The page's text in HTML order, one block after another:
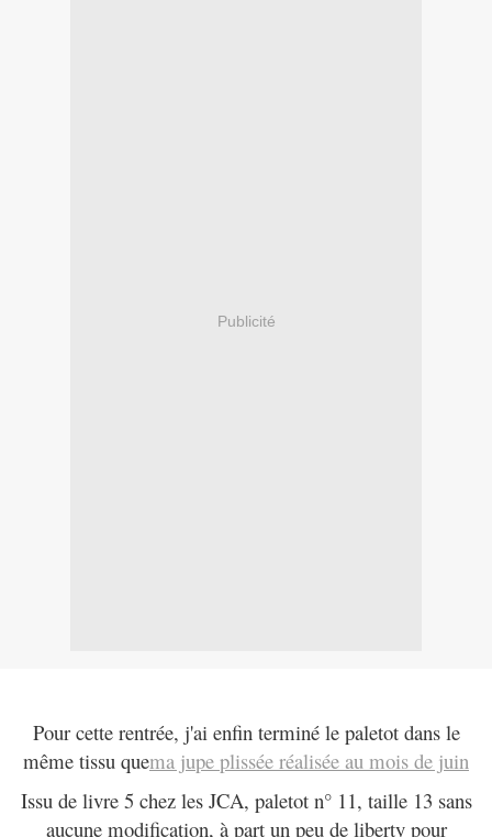
Publicité
Pour cette rentrée, j'ai enfin terminé le paletot dans le
même tissu quema jupe plissée réalisée au mois de juin
Issu de livre 5 chez les JCA, paletot n° 11, taille 13 sans
aucune modification, à part un peu de liberty pour